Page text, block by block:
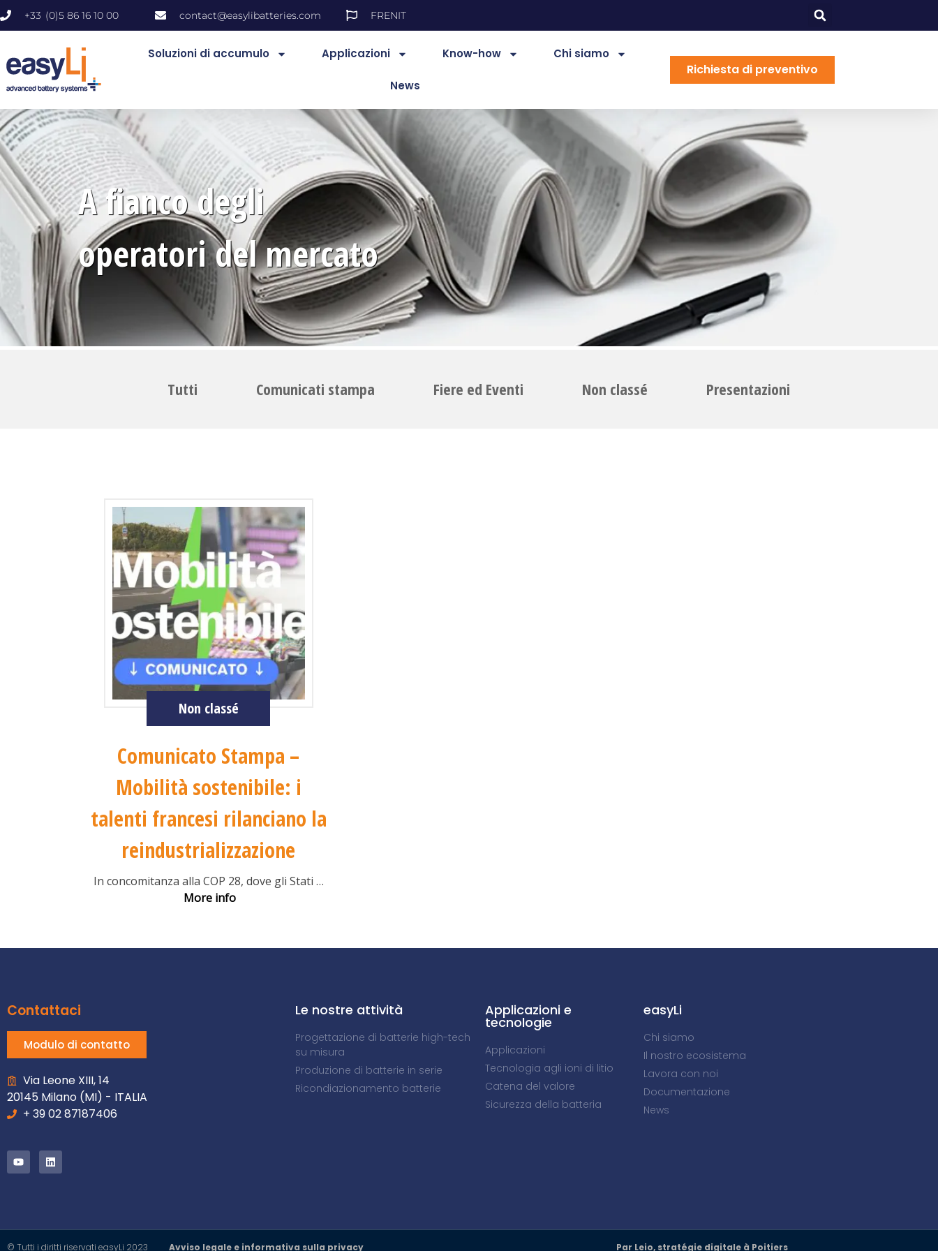
+33 (0)5 86 16 10 00 contact@easylibatteries.com FRENIT
Soluzioni di accumulo Applicazioni Know-how Chi siamo
News
Richiesta di preventivo
A fianco degli
operatori del mercato
Tutti Comunicati stampa Fiere ed Eventi Non classé Presentazioni
Non classé
Comunicato Stampa –
Mobilità sostenibile: i
talenti francesi rilanciano la
reindustrializzazione
In concomitanza alla COP 28, dove gli Stati …
More info
Contattaci
Modulo di contatto
Via Leone XIII, 14
20145 Milano (MI) - ITALIA
+ 39 02 87187406
Le nostre attività
Progettazione di batterie high-tech
su misura
Produzione di batterie in serie
Ricondiazionamento batterie
Applicazioni e
tecnologie
Applicazioni
Tecnologia agli ioni di litio
Catena del valore
Sicurezza della batteria
easyLi
Chi siamo
Il nostro ecosistema
Lavora con noi
Documentazione
News
© Tutti i diritti riservati easyLi 2023 Avviso legale e informativa sulla privacy Par Leio, stratégie digitale à Poitiers